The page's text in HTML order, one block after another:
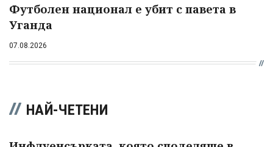
Футболен национал е убит с павета в
Уганда
07.08.2026
НАЙ-ЧЕТЕНИ